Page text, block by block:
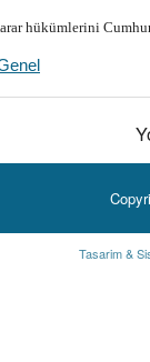
hükümlerini
Tasarim &